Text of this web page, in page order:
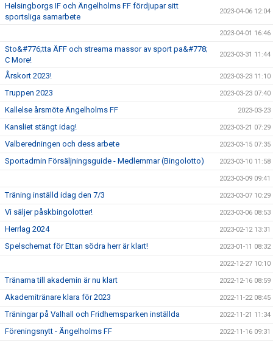
Helsingborgs IF och Ängelholms FF fördjupar sitt
sportsliga samarbete
2023-04-06 12:04
2023-04-01 16:46
Sto&#776;tta ÄFF och streama massor av sport pa&#778;
C More!
2023-03-31 11:44
Årskort 2023! 2023-03-23 11:10
Truppen 2023 2023-03-23 07:40
Kallelse årsmöte Ängelholms FF 2023-03-23
Kansliet stängt idag! 2023-03-21 07:29
Valberedningen och dess arbete 2023-03-15 07:35
Sportadmin Försäljningsguide - Medlemmar (Bingolotto) 2023-03-10 11:58
2023-03-09 09:41
Träning inställd idag den 7/3 2023-03-07 10:29
Vi säljer påskbingolotter! 2023-03-06 08:53
Herrlag 2024 2023-02-12 13:31
Spelschemat för Ettan södra herr är klart! 2023-01-11 08:32
2022-12-27 10:10
Tränarna till akademin är nu klart 2022-12-16 08:59
Akademitränare klara för 2023 2022-11-22 08:45
Träningar på Valhall och Fridhemsparken inställda 2022-11-21 11:34
Föreningsnytt - Ängelholms FF 2022-11-16 09:31